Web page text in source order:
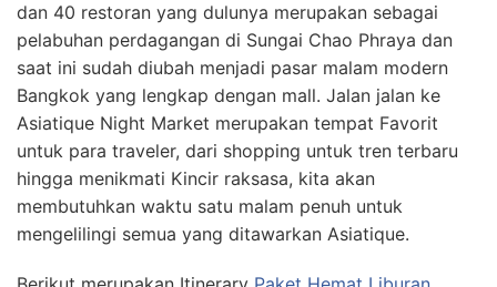
dan 40 restoran yang dulunya merupakan sebagai
pelabuhan perdagangan di Sungai Chao Phraya dan
saat ini sudah diubah menjadi pasar malam modern
Bangkok yang lengkap dengan mall. Jalan jalan ke
Asiatique Night Market merupakan tempat Favorit
untuk para traveler, dari shopping untuk tren terbaru
hingga menikmati Kincir raksasa, kita akan
membutuhkan waktu satu malam penuh untuk
mengelilingi semua yang ditawarkan Asiatique.